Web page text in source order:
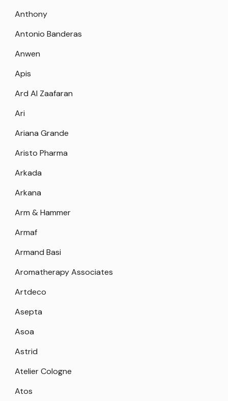
Anthony
Antonio Banderas
Anwen
Apis
Ard Al Zaafaran
Ari
Ariana Grande
Aristo Pharma
Arkada
Arkana
Arm & Hammer
Armaf
Armand Basi
Aromatherapy Associates
Artdeco
Asepta
Asoa
Astrid
Atelier Cologne
Atos